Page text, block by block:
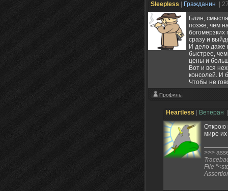
Sleepless Гражданин
|
Блин,
позже, чем
богомерзких
сразу и
И дело даже
быстрее,
цены и
Вот и вся
консолей. И
Чтобы не
Heartless Ветеран
Открою
мире
>>>
File